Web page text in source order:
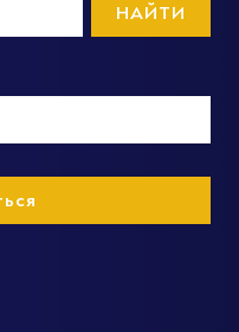
НАЙТИ